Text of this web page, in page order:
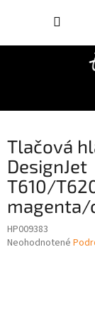
Tlačová
DesignJet
T610/
magenta/
HP009383
Priemerné
Neohodnotené